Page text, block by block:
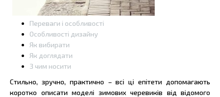
Переваги і особливості
Особливості дизайну
Як вибирати
Як доглядати
З чим носити
Стильно, зручно, практично – всі ці епітети допомагають
коротко описати моделі зимових черевиків від відомого